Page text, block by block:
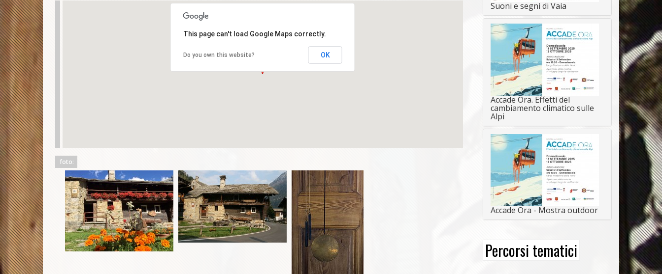
This page can't load Google Maps correctly.
Do you own this website? OK
foto:
Suoni e segni di Vaia
Accade Ora. Effetti del
cambiamento climatico sulle
Alpi
Accade Ora - Mostra outdoor
Percorsi tematici